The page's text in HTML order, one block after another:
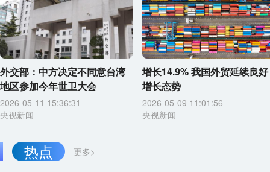
外交部：中方决定不同意台湾
地区参加今年世卫大会
2026-05-11 15:36:31
央视新闻
增长14.9% 我国外贸延续良好
增长态势
2026-05-09 11:01:56
央视新闻
更多>
热点